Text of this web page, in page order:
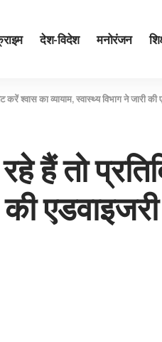
देश-विदेश मनोरंजन
करें श्‍वास का व्‍यायाम, स्‍वास्‍थ्‍य विभाग ने जारी की
हैं तो
की एडवाइजरी